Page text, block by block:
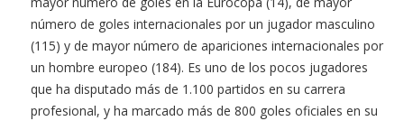
número de goles internacionales por un jugador masculino
(115) y de mayor número de apariciones internacionales por
un hombre europeo (184). Es uno de los pocos jugadores
que ha disputado más de 1.100 partidos en su carrera
profesional, y ha marcado más de 800 goles oficiales en su